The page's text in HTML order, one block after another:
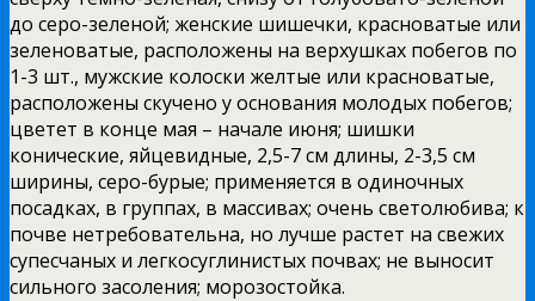
до серо-зеленой; женские шишечки, красноватые или
зеленоватые, расположены на верхушках побегов по
1-3 шт., мужские колоски желтые или красноватые,
расположены скучено у основания молодых побегов;
цветет в конце мая – начале июня; шишки
конические, яйцевидные, 2,5-7 см длины, 2-3,5 см
ширины, серо-бурые; применяется в одиночных
посадках, в группах, в массивах; очень светолюбива; к
почве нетребовательна, но лучше растет на свежих
супесчаных и легкосуглинистых почвах; не выносит
сильного засоления; морозостойка.